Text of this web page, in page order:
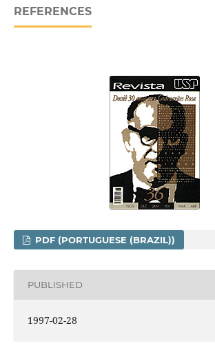
REFERENCES
PDF (PORTUGUESE (BRAZIL))
PUBLISHED
1997-02-28